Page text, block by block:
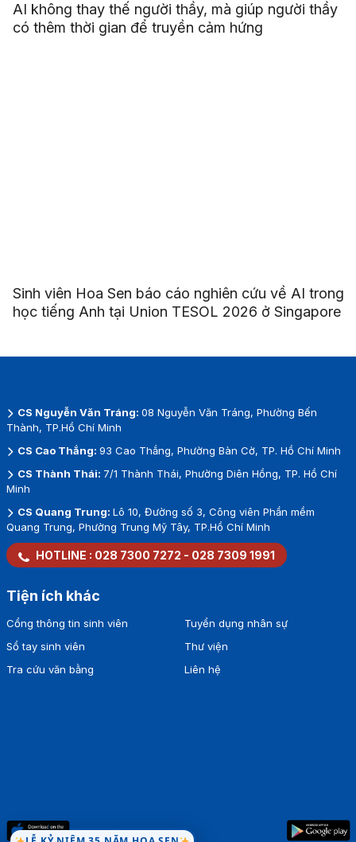
AI không thay thế người thầy, mà giúp người thầy
có thêm thời gian để truyền cảm hứng
Sinh viên Hoa Sen báo cáo nghiên cứu về AI trong
học tiếng Anh tại Union TESOL 2026 ở Singapore
CS Nguyễn Văn Tráng: 08 Nguyễn Văn Tráng, Phường Bến
Thành, TP.Hồ Chí Minh
CS Cao Thắng: 93 Cao Thắng, Phường Bàn Cờ, TP. Hồ Chí Minh
CS Thành Thái: 7/1 Thành Thái, Phường Diên Hồng, TP. Hồ Chí
Minh
CS Quang Trung: Lô 10, Đường số 3, Công viên Phần mềm
Quang Trung, Phường Trung Mỹ Tây, TP.Hồ Chí Minh
HOTLINE : 028 7300 7272 - 028 7309 1991
Tiện ích khác
Cổng thông tin sinh viên
Sổ tay sinh viên
Tra cứu văn bằng
Tuyển dụng nhân sự
Thư viện
Liên hệ